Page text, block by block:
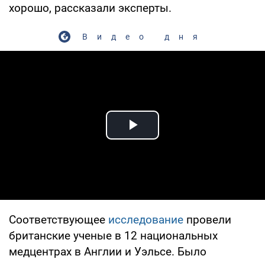
хорошо, рассказали эксперты.
Видео дня
Play Video
Соответствующее исследование провели
британские ученые в 12 национальных
медцентрах в Англии и Уэльсе. Было